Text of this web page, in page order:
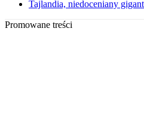
Tajlandia, niedoceniany
Promowane treści